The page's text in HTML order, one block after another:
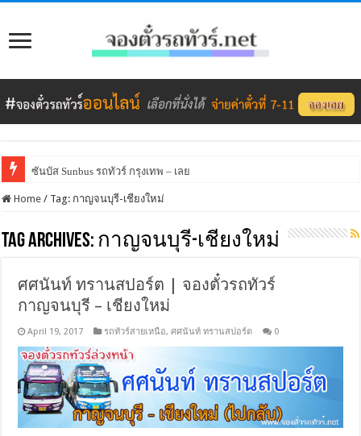
ซันบัส Sunbus รถทัวร์ กรุงเทพ – เลย
Home / Tag: กาญจนบุรี-เชียงใหม่
Tag Archives: กาญจนบุรี-เชียงใหม่
ศศนันท์ ทรานสปอร์ต | จองตั๋วรถทัวร์
กาญจนบุรี – เชียงใหม่
April 19, 2017 รถทัวร์สายเหนือ,ศศนันท์ ทรานสปอร์ต 0